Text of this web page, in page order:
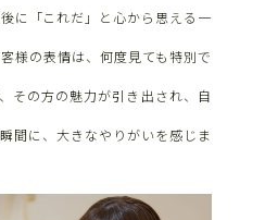
に「これだ」と心から思える一
様の表情は、何度見ても特別で
その方の魅力が引き出され、自
間に、大きなやりがいを感じま